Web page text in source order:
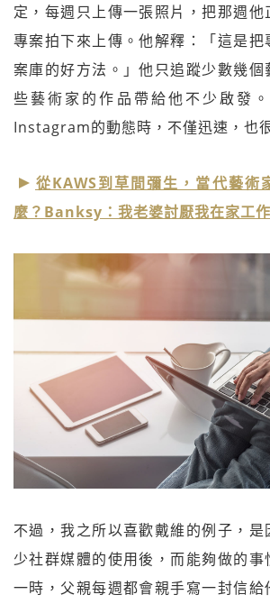
定，每週只上傳一張照片，把那週
專案拍下來上傳。他解釋：「這是把
案庫的好方法。」他只追蹤少數幾個
些藝術家的作品帶給他不少啟發
Instagram的動態時，不僅迅速，也
從KAWS到草間彌生，當代藝術
麼？Banksy：我老婆討厭我在家工作
不過，我之所以喜歡戴維的例子，
少社群媒體的使用後，而能夠做的事
一時，父親每週都會親手寫一封信給